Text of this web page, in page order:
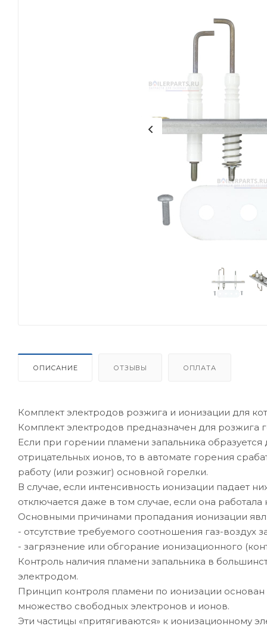
ОПИСАНИЕ ОТЗЫВЫ ОПЛАТА
Комплект электродов розжига и ионизации для
Комплект электродов предназначен для розжига
Если при горении пламени запальника
отрицательных ионов, то в автомате горения
работу (или розжиг) основной горелки.
В случае, если интенсивность ионизации падает
отключается даже в том случае, если она работала
Основными причинами пропадания ионизации
- отсутствие требуемого соотношения газ-воздух
- загрязнение или обгорание ионизационного
Контроль наличия пламени запальника в
электродом.
Принцип контроля пламени по ионизации основан
множество свободных электронов и ионов.
Эти частицы «притягиваются» к ионизационному